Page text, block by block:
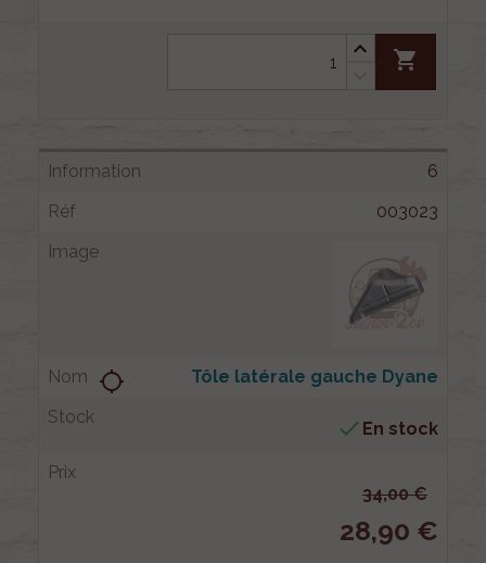
shopping_cart
6
003023
Tôle latérale gauche Dyane
location_searching
 En stock
34,00 €
28,90 €